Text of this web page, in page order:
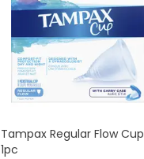
Tampax Regular Flow Cup
1pc